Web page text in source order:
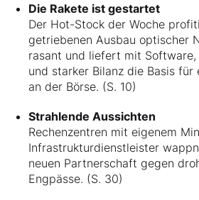
Die Rakete ist gestartet
Der Hot-Stock der Woche
getriebenen Ausbau optischer
rasant und liefert mit Software,
und starker Bilanz die Basis für
an der Börse. (S. 10)
Strahlende Aussichten
Rechenzentren mit eigenem
Infrastrukturdienstleister
neuen Partnerschaft gegen
Engpässe. (S. 30)